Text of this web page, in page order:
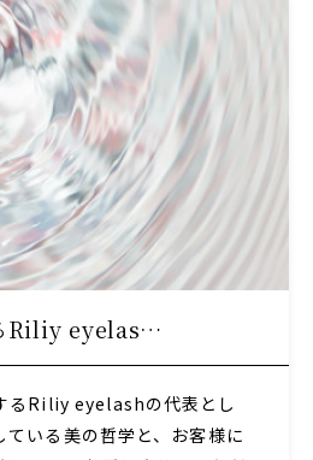
Riliy eyelas…
るRiliy eyelashの代表とし
ている美の哲学と、お客様に